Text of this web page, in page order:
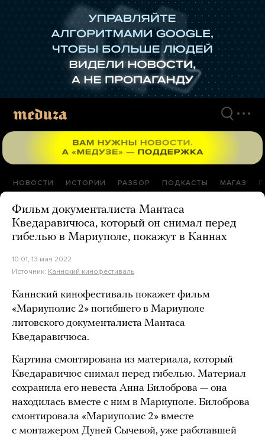
НОВОСТИ ИСТОРИИ РАЗБОР ПОДКАСТЫ МАГАЗ
Фильм документалиста Мантаса
Кведаравичюса, который он снимал перед
гибелью в Мариуполе, покажут в Каннах
10:01, 13 мая 2022
Источник: Каннский кинофестиваль
Каннский кинофестиваль покажет фильм
«Мариуполис 2» погибшего в Мариуполе
литовского документалиста Мантаса
Кведаравичюса.
Картина смонтирована из материала, который
Кведаравичюс снимал перед гибелью. Материал
сохранила его невеста Анна Билоброва — она
находилась вместе с ним в Мариуполе. Билоброва
смонтировала «Мариуполис 2» вместе
с монтажером Дуней Сычевой, уже работавшей